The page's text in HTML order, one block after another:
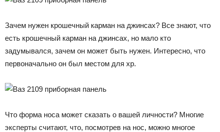
Зачем нужен крошечный карман на джинсах? Все знают, что
есть крошечный карман на джинсах, но мало кто
задумывался, зачем он может быть нужен. Интересно, что
первоначально он был местом для хр.
Что форма носа может сказать о вашей личности? Многие
эксперты считают, что, посмотрев на нос, можно многое